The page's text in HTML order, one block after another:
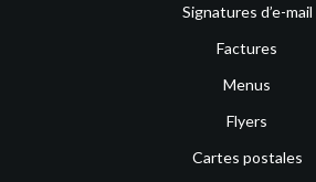
Signatures d’e-mail
Factures
Menus
Flyers
Cartes postales